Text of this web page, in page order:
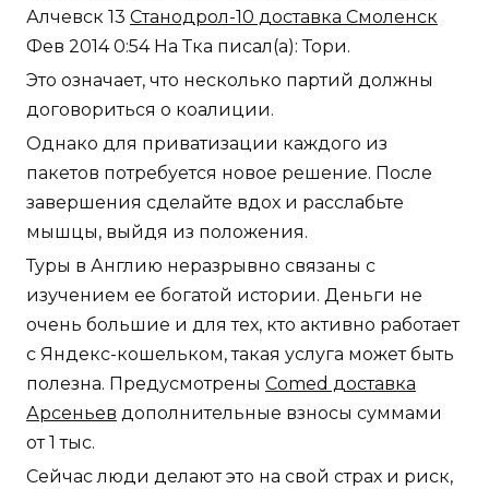
Алчевск 13 Станодрол-10 доставка Смоленск
Фев 2014 0:54 На Тка писал(а): Тори.
Это означает, что несколько партий должны
договориться о коалиции.
Однако для приватизации каждого из
пакетов потребуется новое решение. После
завершения сделайте вдох и расслабьте
мышцы, выйдя из положения.
Туры в Англию неразрывно связаны с
изучением ее богатой истории. Деньги не
очень большие и для тех, кто активно работает
с Яндекс-кошельком, такая услуга может быть
полезна. Предусмотрены Comed доставка
Арсеньев дополнительные взносы суммами
от 1 тыс.
Сейчас люди делают это на свой страх и риск,